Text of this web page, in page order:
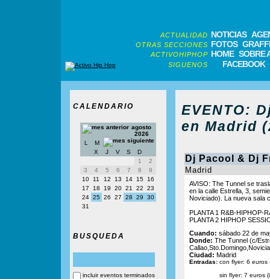
ACTUALIDAD NOTICIAS
OTRAS SECCIONES FOTOS
ACTIVOHIPHOP HOME SOBRE
SIGUENOS FACEBOOK
CALENDARIO
agosto
2026
L
M
X
J V S
D
1
2
3
4 5 6 7 8
9
10
11 12 13 14 15
16
17
18 19 20 21 22
23
24 25 26 27 28 29
30
31
BUSQUEDA
incluir eventos terminados
EVENTO:
en Madrid
Dj Pacool & Dj
Madrid
AVISO: The Tunnel se
en la calle Estrella, 3,
Noviciado). La nueva sala
PLANTA 1 R&B-HIPHOP-
PLANTA 2 HIPHOP
Cuando: sábado 22 de
Donde: The Tunnel (c/
Ciudad: Madrid
Entradas: con flyer: 6 euros
sin flyer: 7 euros